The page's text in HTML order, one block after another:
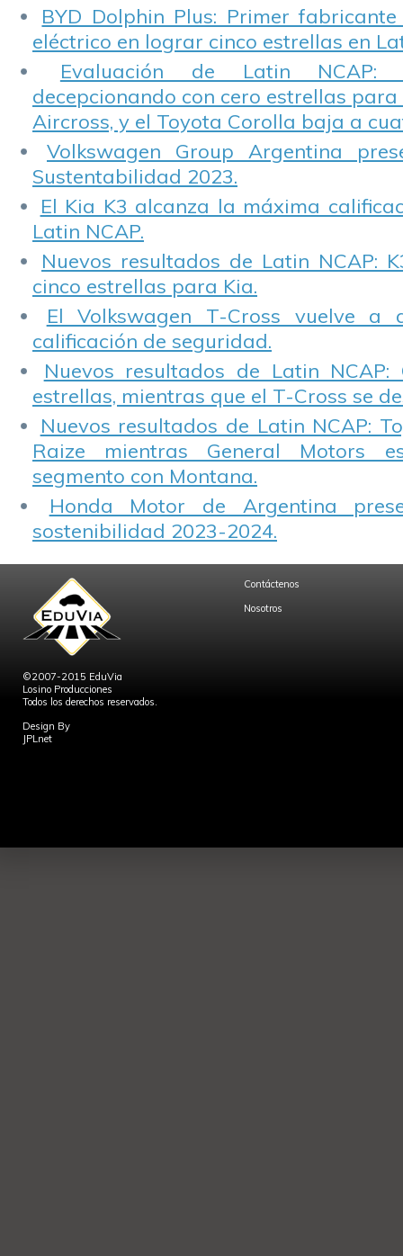
BYD Dolphin Plus: Primer
eléctrico en lograr cinco estrellas en
Evaluación de Latin NCAP:
decepcionando con cero estrellas para
Aircross, y el Toyota Corolla baja a
Volkswagen Group Argentina
Sustentabilidad 2023.
El Kia K3 alcanza la máxima
Latin NCAP.
Nuevos resultados de Latin NCAP:
cinco estrellas para Kia.
El Volkswagen T-Cross vuelve a
calificación de seguridad.
Nuevos resultados de Latin NCAP:
estrellas, mientras que el T-Cross se
Nuevos resultados de Latin NCAP:
Raize mientras General Motors
segmento con Montana.
Honda Motor de Argentina
sostenibilidad 2023-2024.
©2007-2015 EduVia
Losino Producciones
Todos los derechos reservados.
Design By
JPLnet
Contáctenos
Nosotros